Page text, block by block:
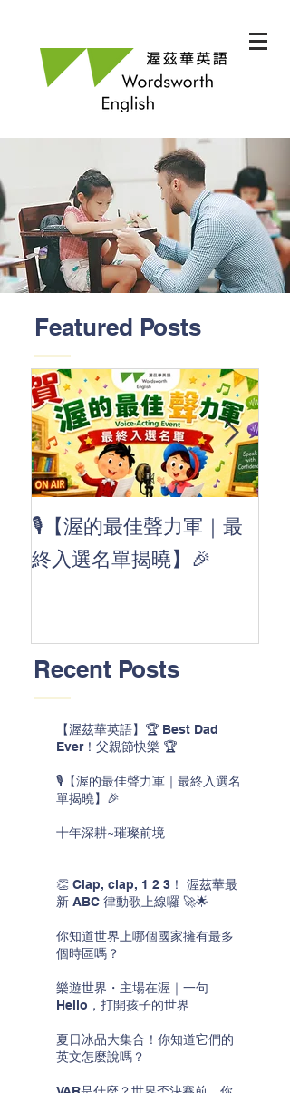
Featured Posts
🎙️【渥的最佳聲力軍｜最
終入選名單揭曉】🎉
Recent Posts
【渥茲華英語】🏆 Best Dad
Ever！父親節快樂 🏆
🎙️【渥的最佳聲力軍｜最終入選名
單揭曉】🎉
十年深耕~璀璨前境
👏 Clap, clap, 1 2 3！ 渥茲華最
新 ABC 律動歌上線囉 🚀🌟
你知道世界上哪個國家擁有最多
個時區嗎？
樂遊世界・主場在渥｜一句
Hello，打開孩子的世界
夏日冰品大集合！你知道它們的
英文怎麼說嗎？